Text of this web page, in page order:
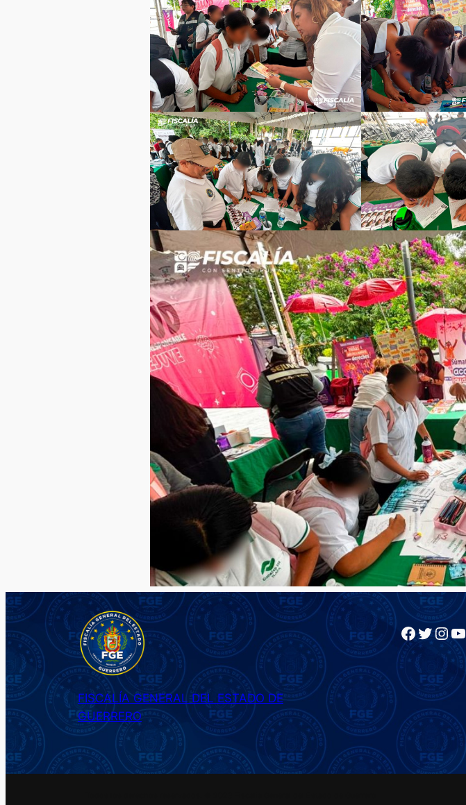
FISCALÍA GENERAL DEL ESTADO DE
GUERRERO
Facebook Twitter InstagramYouTube